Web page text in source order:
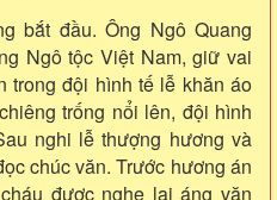
bắt đầu. Ông Ngô Quang
Ngô tộc Việt Nam, giữ vai
trong đội hình tế lễ khăn áo
trống nổi lên, đội hình
nghi lễ thượng hương và
chúc văn. Trước hương án
được nghe lại áng văn